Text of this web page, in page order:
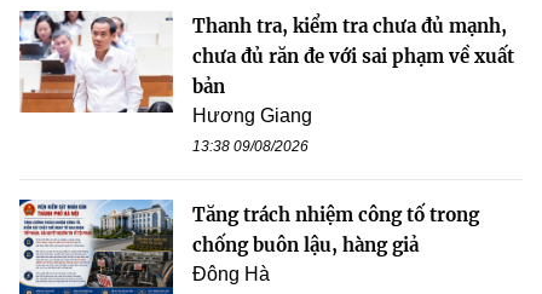
Thanh tra, kiểm tra chưa đủ mạnh,
chưa đủ răn đe với sai phạm về xuất
bản
Hương Giang
13:38 09/08/2026
Tăng trách nhiệm công tố trong
chống buôn lậu, hàng giả
Đông Hà